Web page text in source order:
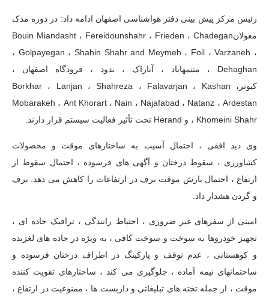
رئیس مرکز پیش بینی دفتر هواشناسی اصفهان ادامه داد: در دوره مذک
مغولانBouin Miandasht ، Fereidounshahr ، Frieden ، Chadegan
، Golpayegan ، Shahin Shahr and Meymeh ، Foil ، Varzaneh ،
Dehaghan ،
متنمهاباد ، آناراک ، بدود ، فرودگاه اصفهان ،
کبوتر Borkhar ، Lanjan ، Shahreza ، Falavarjan ، Kashan ،
Mobarakeh ، Ant Khorart ، Nain ، Najafabad ، Natanz ، Ardestan
، Khomeini Shahr و Herand تحت تأثیر فعالیت سیستم قرار دارند.
وی دید افقی ، احتمال آسیب به ساختارهای موقت و محصولات
کشاورزی ، سقوط درختان و آگهی های فرسوده ، احتمال سقوط از
ارتفاع ، احتمال بارش موقت برف در ارتفاعات را کاهش می دهد. برف
و گردن هشدار داد.
امینی از سفرهای غیر ضروری ، احتیاط رانندگی ، ترافیک جاده ای ،
تجهیز خودروها به سوخت و سوخت کافی ، به ویژه در جاده های لغزنده
و کوهستانی ، عدم توقف و پارکینگ در اطراف درختان فرسوده و
ساختمانهای نیمه آماده ، جلوگیری می کند ، ساختارهای تقویت کننده
موقت ، از جمله تخته های تبلیغاتی و داربست ها ، ممنوعیت در ارتفاع ،